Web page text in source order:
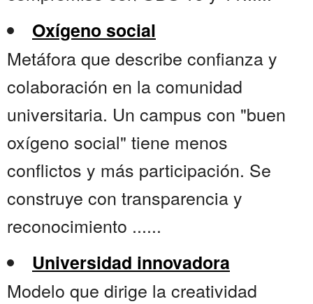
Oxígeno social
Metáfora que describe confianza y
colaboración en la comunidad
universitaria. Un campus con "buen
oxígeno social" tiene menos
conflictos y más participación. Se
construye con transparencia y
reconocimiento ......
Universidad innovadora
Modelo que dirige la creatividad